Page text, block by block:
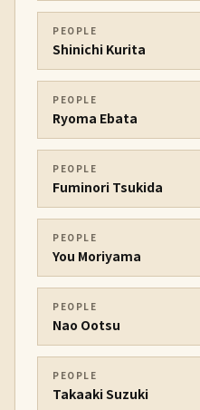
PEOPLE
Shinichi Kurita
PEOPLE
Ryoma Ebata
PEOPLE
Fuminori Tsukida
PEOPLE
You Moriyama
PEOPLE
Nao Ootsu
PEOPLE
Takaaki Suzuki